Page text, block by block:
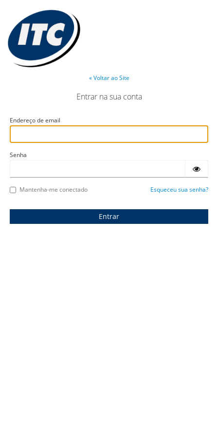
« Voltar ao Site
Entrar na sua conta
Endereço de email
Senha
Mantenha-me conectado Esqueceu sua senha?